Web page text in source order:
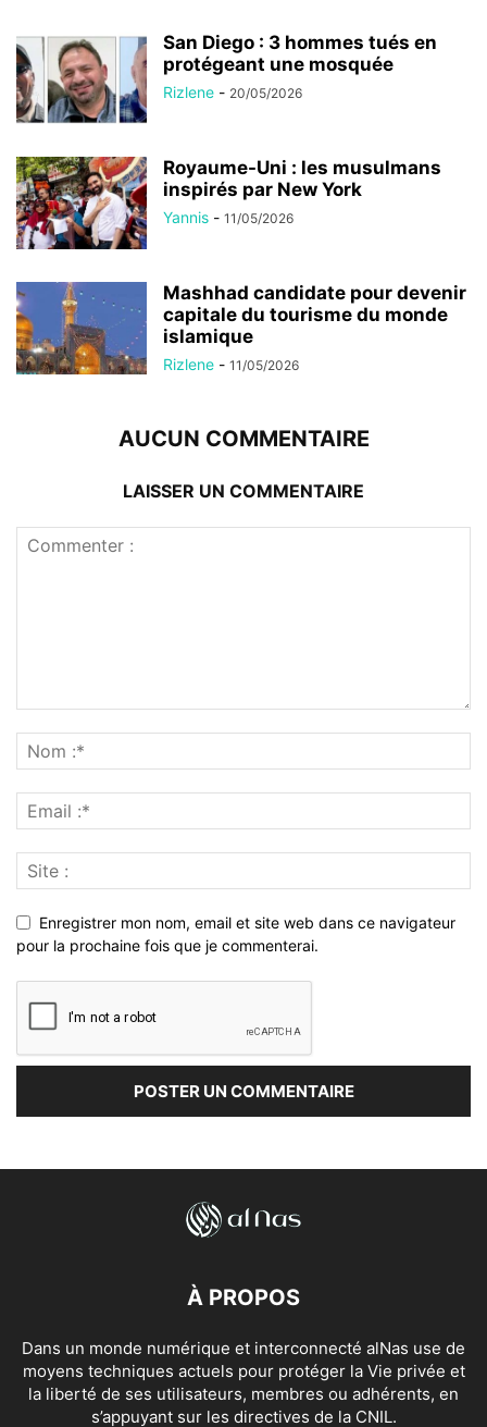
San Diego : 3 hommes tués en
protégeant une mosquée
Rizlene - 20/05/2026
Royaume-Uni : les musulmans
inspirés par New York
Yannis - 11/05/2026
Mashhad candidate pour devenir
capitale du tourisme du monde
islamique
Rizlene - 11/05/2026
AUCUN COMMENTAIRE
LAISSER UN COMMENTAIRE
Enregistrer mon nom, email et site web dans ce navigateur
pour la prochaine fois que je commenterai.
À PROPOS
Dans un monde numérique et interconnecté alNas use de
moyens techniques actuels pour protéger la Vie privée et
la liberté de ses utilisateurs, membres ou adhérents, en
s’appuyant sur les directives de la CNIL.